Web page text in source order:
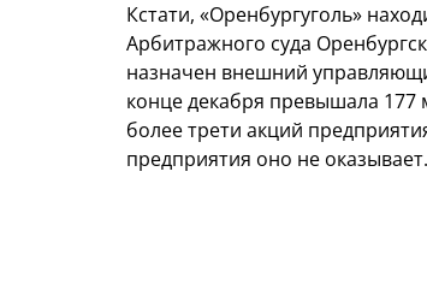
Кстати, «Оренбургуголь»
Арбитражного суда
назначен внешний
конце декабря превышала 177
более трети акций
предприятия оно не оказывает.